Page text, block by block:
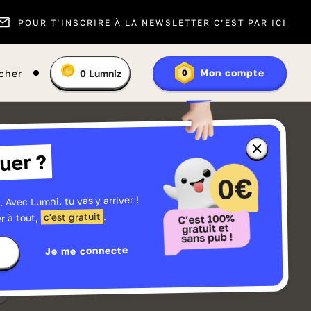
POUR T’INSCRIRE À LA NEWSLETTER C’EST PAR ICI
En
savoir
plus
les
Vous
:
0 Lumniz 0 Mon compte
Fermer
la
fenêtre
sur
Lumniz
?
Lumni, tu vas y arriver !
à tout, c'est gratuit .
Je me connecte